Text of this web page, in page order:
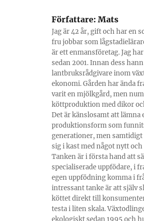
Författare: Mats
Jag är 42 år, gift och har en
fru jobbar som
är ett enmansföretag. Jag
sedan 2001. Innan dess
lantbruksrådgivare inom
ekonomi. Gården har ända
varit en mjölkgård, men
köttproduktion med dikor
Det är känslosamt att lämna
produktionsform som
generationer, men samtidigt
sig i kast med något nytt
Tanken är i första hand att
specialiserade uppfödare, i
egen uppfödning komma i
intressant tanke är att själv
köttet direkt till
testa i liten skala.
ekologiskt sedan 1995 och